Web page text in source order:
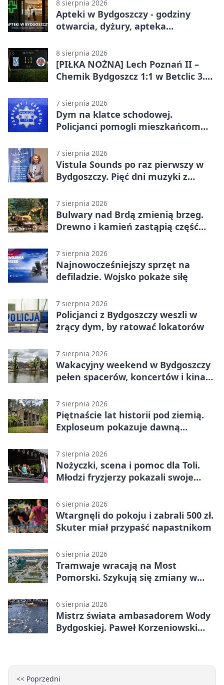
8 sierpnia 2026
Apteki w Bydgoszczy - godziny
otwarcia, dyżury, apteka
8 sierpnia 2026
[PIŁKA NOŻNA] Lech Poznań II –
Chemik Bydgoszcz 1:1 w Betclic 3.
Bydgoszczanie wywieźli punkt z
Wronek
7 sierpnia 2026
Dym na klatce schodowej.
Policjanci pomogli mieszkańcom
7 sierpnia 2026
Vistula Sounds po raz pierwszy w
Bydgoszczy. Pięć dni muzyki z
7 sierpnia 2026
Bulwary nad Brdą zmienią brzeg.
Drewno i kamień zastąpią część
7 sierpnia 2026
Najnowocześniejszy sprzęt na
defiladzie. Wojsko pokaże siłę
7 sierpnia 2026
Policjanci z Bydgoszczy weszli w
żrący dym, by ratować lokatorów
7 sierpnia 2026
Wakacyjny weekend w Bydgoszczy
pełen spacerów, koncertów i kina
7 sierpnia 2026
Piętnaście lat historii pod ziemią.
Exploseum pokazuje dawną
7 sierpnia 2026
Nożyczki, scena i pomoc dla Toli.
Młodzi fryzjerzy pokazali swoje
6 sierpnia 2026
Wtargnęli do pokoju i zabrali 500 zł.
Skuter miał przypaść napastnikom
6 sierpnia 2026
Tramwaje wracają na Most
Pomorski. Szykują się zmiany w
6 sierpnia 2026
Mistrz świata ambasadorem Wody
Bydgoskiej. Paweł Korzeniowski
<< Poprzedni